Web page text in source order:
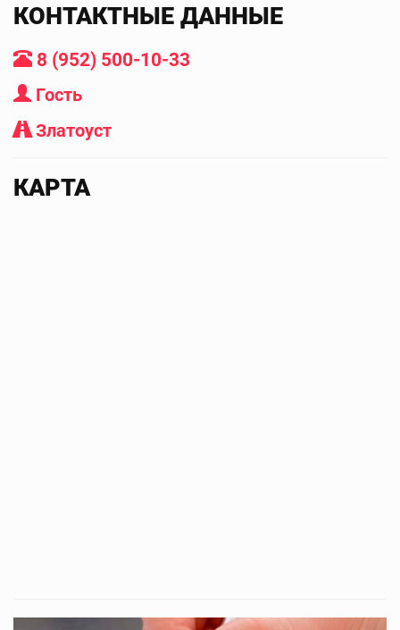
КОНТАКТНЫЕ ДАННЫЕ
8 (952) 500-10-33
Гость
Златоуст
КАРТА